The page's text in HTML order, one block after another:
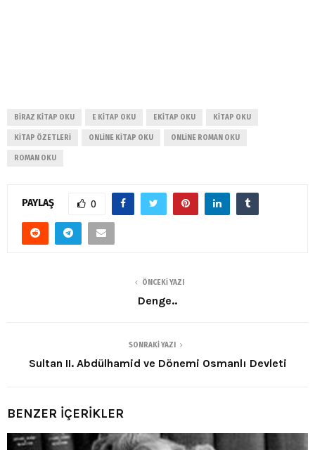
BIRAZ KITAP OKU E KITAP OKU EKITAP OKU KITAP OKU
KITAP ÖZETLERI ONLINE KITAP OKU ONLINE ROMAN OKU
ROMAN OKU
PAYLAŞ 0
ÖNCEKI YAZI
Denge..
SONRAKI YAZI
Sultan II. Abdülhamid ve Dönemi Osmanlı Devleti
BENZER İÇERİKLER